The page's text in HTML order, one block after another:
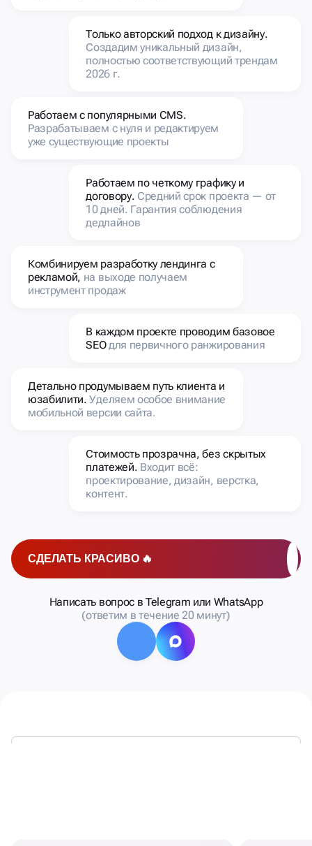
Только авторский подход к дизайну.
Создадим уникальный дизайн,
полностью соответствующий трендам
2026 г.
Работаем с популярными CMS.
Разрабатываем с нуля и редактируем
уже существующие проекты
Работаем по четкому графику и
договору. Средний срок проекта — от
10 дней. Гарантия соблюдения
дедлайнов
Комбинируем разработку лендинга с
рекламой, на выходе получаем
инструмент продаж
В каждом проекте проводим базовое
SEO для первичного ранжирования
Детально продумываем путь клиента и
юзабилити.Уделяем особое внимание
мобильной версии сайта.
Стоимость прозрачна, без скрытых
платежей. Входит всё:
проектирование, дизайн, верстка,
контент.
СДЕЛАТЬ КРАСИВО 🔥
Написать вопрос в Telegram или WhatsApp
(ответим в течение 20 минут)